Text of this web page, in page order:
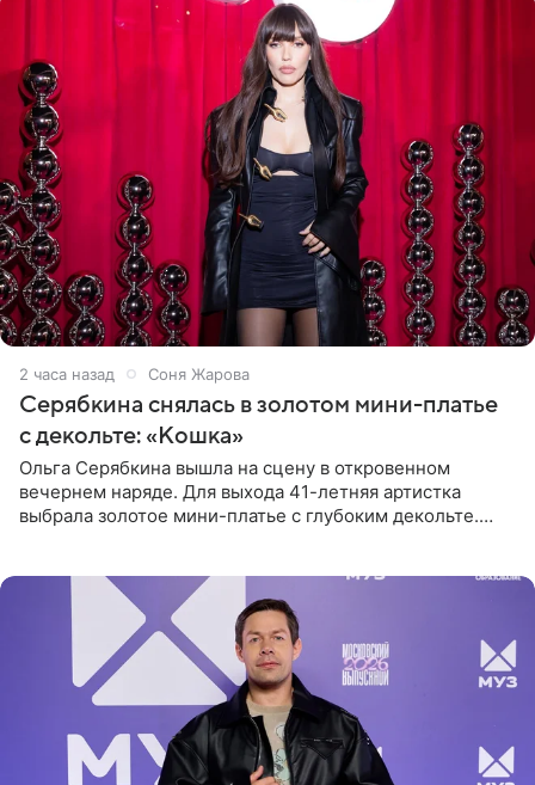
2 часа назад Соня Жарова
Серябкина снялась в золотом мини-платье
с декольте: «Кошка»
Ольга Серябкина вышла на сцену в откровенном
вечернем наряде. Для выхода 41-летняя артистка
выбрала золотое мини-платье с глубоким декольте.